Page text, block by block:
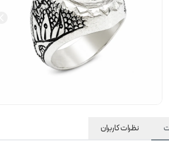
نظرات کاربران